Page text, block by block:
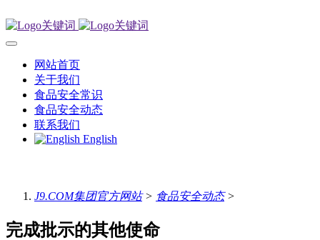
网站首页
关于我们
食品安全常识
食品安全动态
联系我们
English
J9.COM集团官方网站> 食品安全动态>
完成批示的其他使命